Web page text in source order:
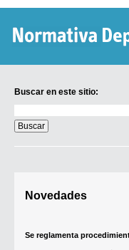
Buscar en este sitio:
en
este
sitio:
Novedades